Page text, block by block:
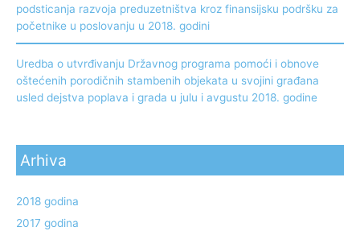
podsticanja razvoja preduzetništva kroz finansijsku podršku za
početnike u poslovanju u 2018. godini
Uredba o utvrđivanju Državnog programa pomoći i obnove
oštećenih porodičnih stambenih objekata u svojini građana
usled dejstva poplava i grada u julu i avgustu 2018. godine
Arhiva
2018 godina
2017 godina